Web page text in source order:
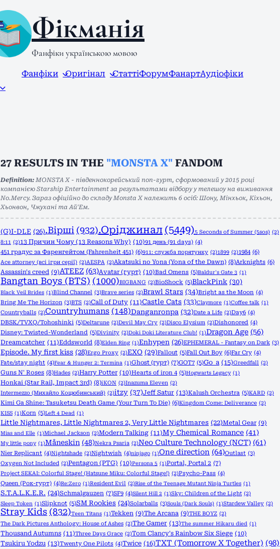
Фікманія
Фанфіки українською мовою
Фанфіки Оригінал СтаттіФорумФанартАудіофіки
27 RESULTS IN THE "MONSTA X" FANDOM
Definition: MONSTA X - південнокорейський поп-гурт, сформований у 2015 році
компанією Starship Entertainment за результатами відбору у телешоу на виживання
No.Mercy. Зараз офіційно до складу Monsta X належить 6 осіб: Шону, Мінхьок, Кіхьон,
Хьонвон, Чжухані та Ай'Ем.
(G)I-DLE (26).Вірші (932).Оріджинал (5449)5 Seconds of Summer (5sos) (2)
8:11 (2)13 Причин Чому (13 Reasons Why) (10)91 день (91 days) (4)
451 градус за Фаренгейтом (Fahrenheit 451) (6)911: служба порятунку (2)1899 (2)1984 (6)
Ace attorney (всі ігри серії) (2)AESPA (2)Akatsuki no Yona (Yona of the Dawn) (8)Arknights (6)
Assassin's creed (9)ATEEZ (63)Avatar (гурт) (10)Bad Omens (5)Baldur's Gate 3 (1)
Bangtan Boys (BTS) (1000)BIGBANG (2)BioShock (5)BlackPink (30)
Black Veil Brides (1)Blind Channel (3)Brave series (2)Brawl Stars (34)Bright as the Moon (4)
Bring Me The Horizon (3)BTS (2)Call of Duty (11)Castle Cats (33)Claymore (1)Coffee talk (1)
Countryballs (2)Countryhumans (148)Danganronpa (32)Date a Life (2)Day6 (4)
DBSK/TVXQ/Tohoshinki (5)Deltarune (2)Devil May Cry (2)Disco Elysium (2)Dishonored (4)
Disney: Twisted-Wonderland (5)Divinity (2)Doki Doki Literature Club! (1)Dragon Age (56)
Dreamcatcher (11)Eddsworld (8)Elden Ring (1)Enhypen (26)EPHEMERAL - Fantasy on Dark (3)
Episode. My first kiss (28)Ergo Proxy (2)EXO (29)Fallout (5)Fall Out Boy (6)Far Cry (4)
Fate/stay night (4)Fear & Hunger 2: Termina (1)Ghost (гурт) (7)GOT7 (5)Go_a (15)Greedfall (2)
Guns N' Roses (8)Hades (2)Harry Potter (10)Hearts of iron 4 (5)Hogwarts Legacy (1)
Honkai (Star Rail, Impact 3rd) (8)iKON (2)Inazuma Eleven (2)
Intermezzo (Михайло Коцюбинський) (2)itzy (37)Jeff Satur (13)Kalush Orchestra (5)KARD (2)
Kimi Ga Shine: Tasuketsu Death Game (Your Turn To Die) (6)Kingdom Come: Deliverance (2)
KISS (1)Korn (5)Left 4 Dead (1)
Little Nightmares, Little Nightmares 2, Very Little Nightmares (22)Metal Gear (9)
Mias and Elle (1)Michael Jackson (2)Modern Talking (11)My Chemical Romance (41)
My little pony (1)Måneskin (48)Nekra Psaria (2)Neo Culture Technology (NCT) (61)
Nier Replicant (4)Nightshade (2)Nightwish (4)ninjago (1)One direction (64)Outlast (3)
Oxygen Not Included (2)Pentagon (PTG) (10)Persona 5 (1)Portal, Portal 2 (7)
Project SEKAI: Colorful Stage! (Hatsune Miku: Colorful Stage!) (2)Psycho-Pass (4)
Queen (Рок-гурт) (4)Re:Zero (1)Resident Evil (2)Rise of the Teenage Mutant Ninja Turtles (1)
S.T.A.L.K.E.R. (24)Schmalgauzen (7)SF9 (4)Silent Hill 2 (1)Sky: Children of the Light (2)
Sleep Token (1)Slipknot (5)SM Rookies (24)Solarballs (3)Souls (Dark Souls) (1)Stardew Valley (2)
Stray Kids (832)Teen Titans (1)Tekken (9)The Arcana (9)THE BOYZ (2)
The Dark Pictures Anthology: House of Ashes (2)The Gamer (13)The summer Hikaru died (1)
Thousand Autumns (11)Three Days Grace (2)Tom Clancy's Rainbow Six Siege (10)
Tsukiru Yodzu (13)Twenty One Pilots (4)Twice (16)TXT (Tomorrow X Together) (98)